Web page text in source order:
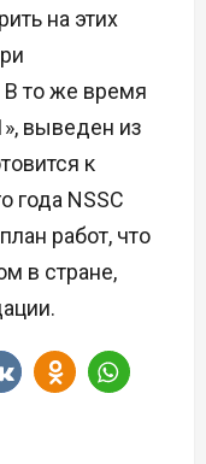
на этих
В то же время
выведен из
к
года NSSC
работ, что
в стране,